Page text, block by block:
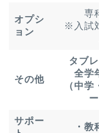
オプシ
ョン
専
※入試
その他
タブ
全学
（中学
サポー
・教